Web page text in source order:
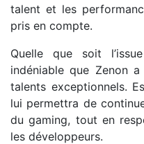
talent et les
pris en compte.
Quelle que soit
indéniable que Zenon
talents exceptionnels.
lui permettra de
du gaming, tout en
les développeurs.